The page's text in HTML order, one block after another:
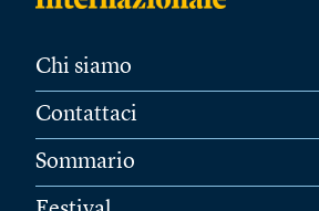
Chi siamo
Contattaci
Sommario